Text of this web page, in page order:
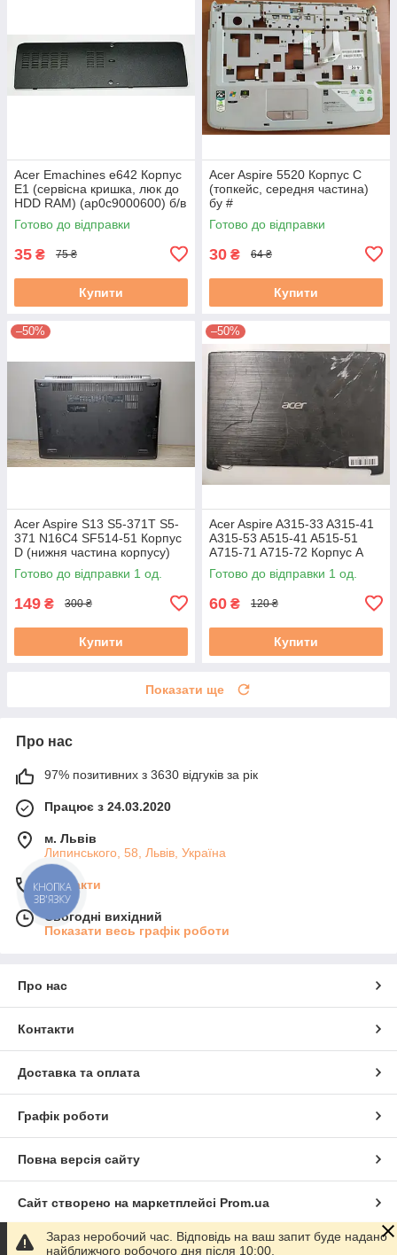
Acer Emachines e642 Корпус
E1 (сервісна кришка, люк до
HDD RAM) (ap0c9000600) б/в
#
Готово до відправки
35 ₴ 75 ₴
Купити
Acer Aspire 5520 Корпус C
(топкейс, середня частина)
бу #
Готово до відправки
30 ₴ 64 ₴
Купити
–50%
Acer Aspire S13 S5-371T S5-
371 N16C4 SF514-51 Корпус
D (нижня частина корпусу)
AM1JL000J00 AM1JL000600
бу #
Готово до відправки 1 од.
149 ₴ 300 ₴
Купити
–50%
Acer Aspire A315-33 A315-41
A315-53 A515-41 A515-51
A715-71 A715-72 Корпус A
(кришка матриці)
(AP28Z000100) бу
Готово до відправки 1 од.
60 ₴ 120 ₴
Купити
Показати ще
Про нас
97% позитивних з 3630 відгуків за рік
Працює з 24.03.2020
м. Львів
Липинського, 58, Львів, Україна
Контакти
Сьогодні вихідний
Показати весь графік роботи
Про нас
Контакти
Доставка та оплата
Графік роботи
Повна версія сайту
Сайт створено на маркетплейсі Prom.ua
Політика конфіденційності
Зараз неробочий час. Відповідь на ваш запит буде надано
найближчого робочого дня після 10:00.
КНОПКА
ЗВ'ЯЗКУ